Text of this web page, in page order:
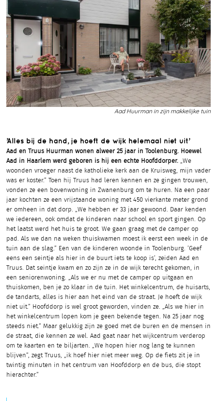
Aad Huurman in zijn makkelijke tuin
’Alles bij de hand, je hoeft de wijk helemaal niet uit’
Aad en Truus Huurman wonen alweer 25 jaar in Toolenburg. Hoewel
Aad in Haarlem werd geboren is hij een echte Hoofddorper. „We
woonden vroeger naast de katholieke kerk aan de Kruisweg, mijn vader
was er koster.” Toen hij Truus had leren kennen en ze gingen trouwen,
vonden ze een bovenwoning in Zwanenburg om te huren. Na een paar
jaar kochten ze een vrijstaande woning met 450 vierkante meter grond
er omheen in dat dorp. „We hebben er 33 jaar gewoond. Daar kenden
we iedereen, ook omdat de kinderen naar school en sport gingen. Op
het laatst werd het huis te groot. We gaan graag met de camper op
pad. Als we dan na weken thuiskwamen moest ik eerst een week in de
tuin aan de slag.” Een van de kinderen woonde in Toolenburg. ’Geef
eens een seintje als hier in de buurt iets te koop is’, zeiden Aad en
Truus. Dat seintje kwam en zo zijn ze in de wijk terecht gekomen, in
een seniorenwoning. „Als we er nu met de camper op uitgaan en
thuiskomen, ben je zo klaar in de tuin. Het winkelcentrum, de huisarts,
de tandarts, alles is hier aan het eind van de straat. Je hoeft de wijk
niet uit.” Hoofddorp is wel groot geworden, vinden ze. „Als we hier in
het winkelcentrum lopen kom je geen bekende tegen. Na 25 jaar nog
steeds niet.” Maar gelukkig zijn ze goed met de buren en de mensen in
de straat, die kennen ze wel. Aad gaat naar het wijkcentrum verderop
om te kaarten en te biljarten. „We hopen hier nog lang te kunnen
blijven”, zegt Truus, „ik hoef hier niet meer weg. Op de fiets zit je in
twintig minuten in het centrum van Hoofddorp en de bus, die stopt
hierachter.”